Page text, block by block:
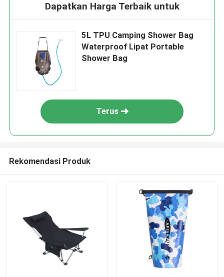
Dapatkan Harga Terbaik untuk
5L TPU Camping Shower Bag
Waterproof Lipat Portable
Shower Bag
Terus
Rekomendasi Produk